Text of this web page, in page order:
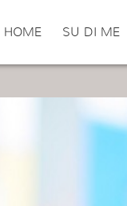
HOME SU DI ME